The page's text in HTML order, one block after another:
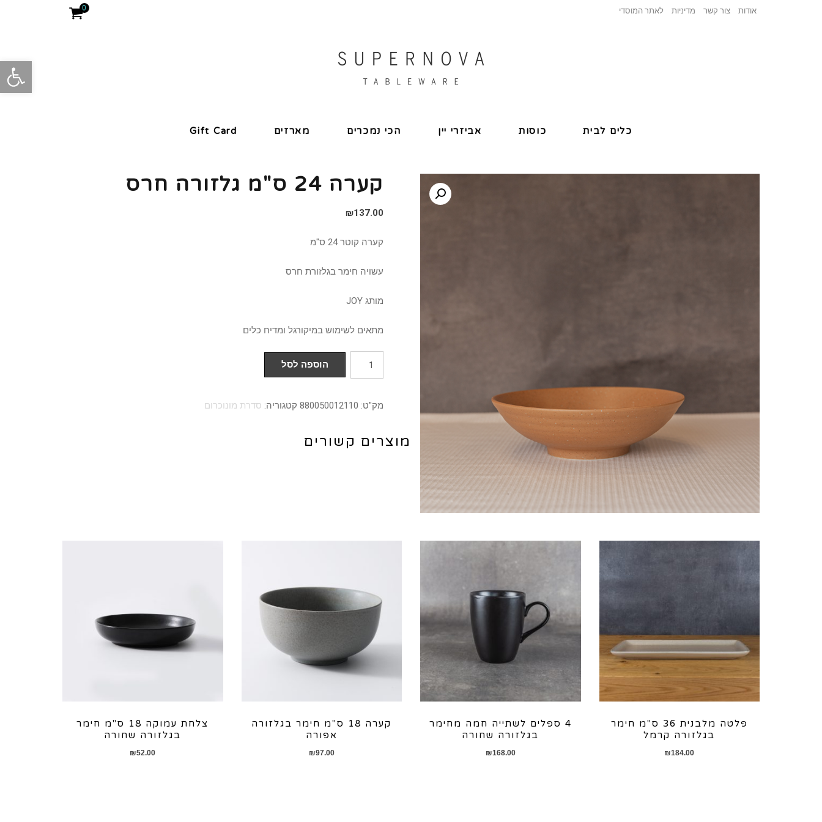
פתח
אודות צור קשר מדיניות לאתר המוסדי 0
כלים לבית כוסות אביזרי יין הכי נמכרים מארזים Gift Card
קערה 24 ס"מ גלזורה חרס
₪137.00
קערה קוטר 24 ס"מ
עשויה חימר בגלזורת חרס
מותג JOY
מתאים לשימוש במיקורגל ומדיח כלים
כמות
של
24
גלזורה
הוספה לסל
מק"ט: 880050012110 קטגוריה: סדרת מונוכרום
מוצרים קשורים
פלטה מלבנית 36 ס"מ חימר
בגלזורה קרמל
₪184.00
4 ספלים לשתייה חמה מחימר
בגלזורה שחורה
₪168.00
קערה 18 ס"מ חימר בגלזורה
אפורה
₪97.00
צלחת עמוקה 18 ס"מ חימר
בגלזורה שחורה
₪52.00